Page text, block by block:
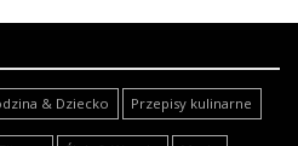
& Dziecko Przepisy kulinarne